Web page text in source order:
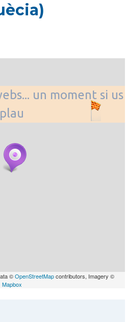
un moment si us
plau
©OpenStreetMapcontributors, Imagery ©
Mapbox